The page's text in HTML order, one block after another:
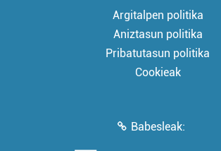
Argitalpen politika
Aniztasun politika
Pribatutasun politika
Cookieak
Babesleak: